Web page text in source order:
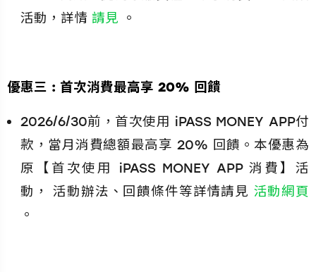
活動，詳情 請見 。
優惠三 : 首次消費最高享 20% 回饋
2026/6/30前，首次使用 iPASS MONEY APP付
款，當月消費總額最高享 20% 回饋。本優惠為
原【首次使用 iPASS MONEY APP 消費】活
動， 活動辦法、回饋條件等詳情請見 活動網頁
。